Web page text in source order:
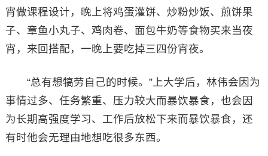
宵做课程设计，晚上将鸡蛋灌饼、炒粉炒饭、煎饼果
子、章鱼小丸子、鸡肉卷、面包牛奶等食物买来当夜
宵，来回搭配，一晚上要吃掉三四份宵夜。
“总有想犒劳自己的时候。”上大学后，林伟会因为
事情过多、任务繁重、压力较大而暴饮暴食，也会因
为长期高强度学习、工作后放松下来而暴饮暴食，还
有时他会无理由地想吃很多东西。